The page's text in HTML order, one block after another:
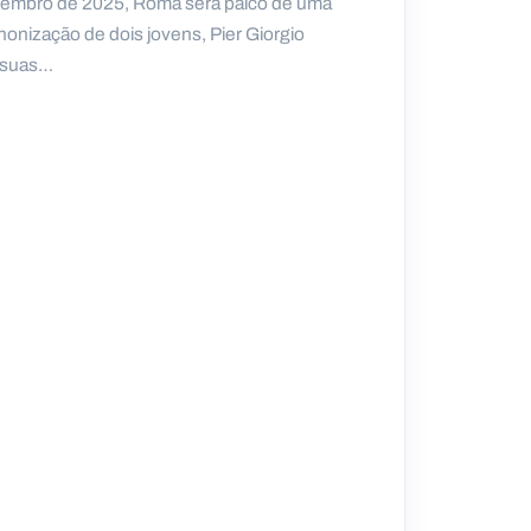
de dois jovens, Pier Giorgio